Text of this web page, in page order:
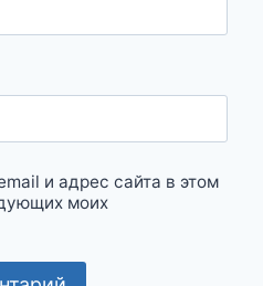
и адрес сайта в этом
моих